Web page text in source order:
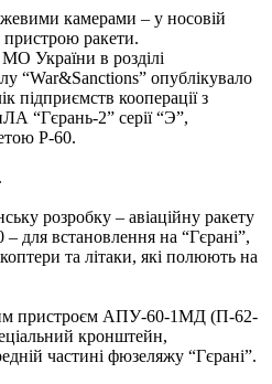
камерами – у носовій
пристрою ракети.
України в розділі
“War&Sanctions” опублікувало
підприємств кооперації з
“Гєрань-2” серії “Э”,
Р-60.
розробку – авіаційну ракету
– для встановлення на “Гєрані”,
та літаки, які полюють на
пристроєм АПУ-60-1МД (П-62-
кронштейн,
частині фюзеляжу “Гєрані”.